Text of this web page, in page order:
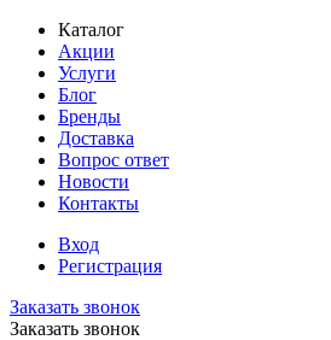
Каталог
Акции
Услуги
Блог
Бренды
Доставка
Вопрос ответ
Новости
Контакты
Вход
Регистрация
Заказать звонок
Заказать звонок